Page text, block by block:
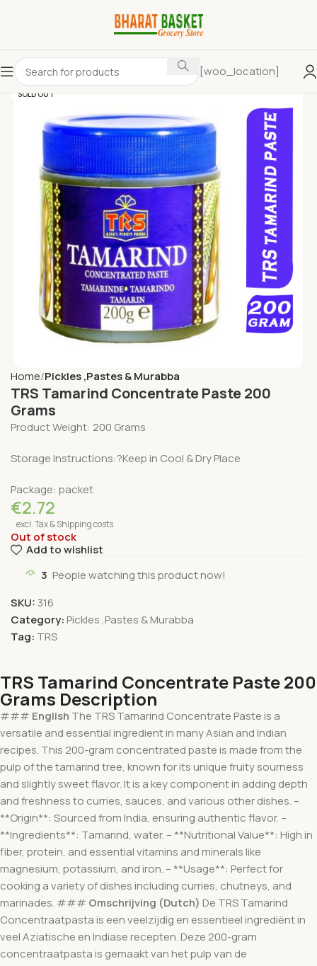
[woo_location]
SOLD OUT
Home Pickles ,Pastes & Murabba
TRS Tamarind Concentrate Paste 200
Grams
Product Weight: 200 Grams
Storage Instructions:?Keep in Cool & Dry Place
Package: packet
€2.72
excl. Tax & Shipping costs
Out of stock
Add to wishlist
3 People watching this product now!
SKU: 316
Category: Pickles ,Pastes & Murabba
Tag: TRS
TRS Tamarind Concentrate Paste 200
Grams Description
### English The TRS Tamarind Concentrate Paste is a
versatile and essential ingredient in many Asian and Indian
recipes. This 200-gram concentrated paste is made from the
pulp of the tamarind tree, known for its unique fruity sourness
and slightly sweet flavor. It is a key component in adding depth
and freshness to curries, sauces, and various other dishes. –
**Origin**: Sourced from India, ensuring authentic flavor. –
**Ingredients**: Tamarind, water. – **Nutritional Value**: High in
fiber, protein, and essential vitamins and minerals like
magnesium, potassium, and iron. – **Usage**: Perfect for
cooking a variety of dishes including curries, chutneys, and
marinades. ### Omschrijving (Dutch) De TRS Tamarind
Concentraatpasta is een veelzijdig en essentieel ingrediënt in
veel Aziatische en Indiase recepten. Deze 200-gram
concentraatpasta is gemaakt van het pulp van de